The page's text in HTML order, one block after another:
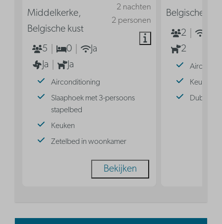
2 nachten
2 personen
Middelkerke,
Belgische kust
5
0
Ja
Ja
Ja
Airconditioning
Slaaphoek met 3-persoons
stapelbed
Keuken
Zetelbed in woonkamer
Bekijken
Belgische
2
2
Keuken
Dubbel